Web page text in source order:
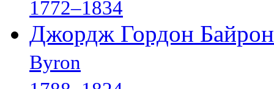
1772–1834
Джордж Гордон
Byron